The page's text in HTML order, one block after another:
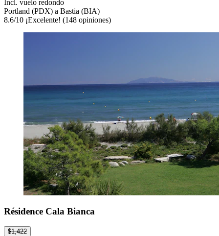
Incl. vuelo redondo
Portland (PDX) a Bastia (BIA)
8.6/10 ¡Excelente! (148 opiniones)
Résidence Cala Bianca
$1,422